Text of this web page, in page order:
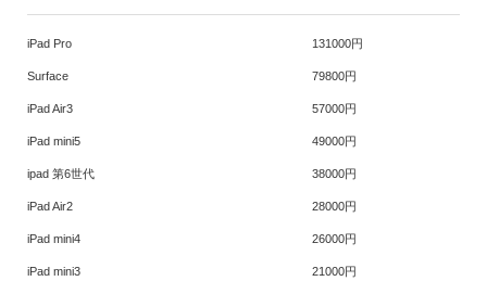
iPad Pro
Surface
iPad Air3
iPad mini5
ipad 第6世代
iPad Air2
iPad mini4
iPad mini3
131000円
79800円
57000円
49000円
38000円
28000円
26000円
21000円